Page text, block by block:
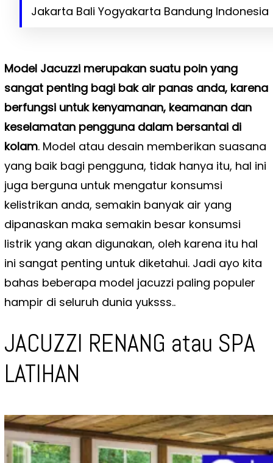
Jakarta Bali Yogyakarta Bandung Indonesia
Model Jacuzzi merupakan suatu poin yang
sangat penting bagi bak air panas anda, karena
berfungsi untuk kenyamanan, keamanan dan
keselamatan pengguna dalam bersantai di
kolam. Model atau desain memberikan suasana
yang baik bagi pengguna, tidak hanya itu, hal ini
juga berguna untuk mengatur konsumsi
kelistrikan anda, semakin banyak air yang
dipanaskan maka semakin besar konsumsi
listrik yang akan digunakan, oleh karena itu hal
ini sangat penting untuk diketahui. Jadi ayo kita
bahas beberapa model jacuzzi paling populer
hampir di seluruh dunia yuksss..
JACUZZI RENANG atau SPA
LATIHAN